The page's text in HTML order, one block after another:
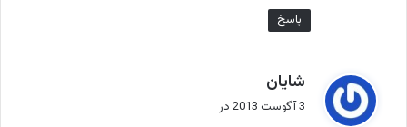
پاسخ
شایان
3 آگوست 2013 در